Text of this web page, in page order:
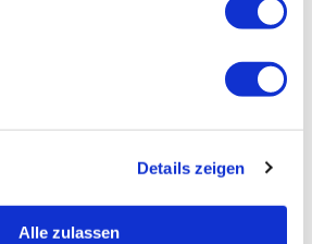
Details zeigen
Alle zulassen